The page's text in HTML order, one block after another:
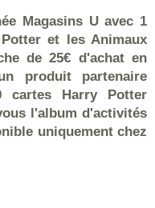
Magasins U avec 1
et les Animaux
de 25€ d'achat en
produit partenaire
cartes Harry Potter
l'album d'activités
uniquement chez